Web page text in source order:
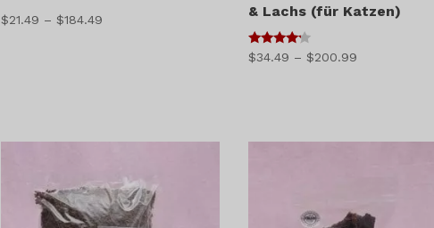
$21.49 –$184.49
& Lachs (für Katzen)
4
von 5
$34.49 –$200.99